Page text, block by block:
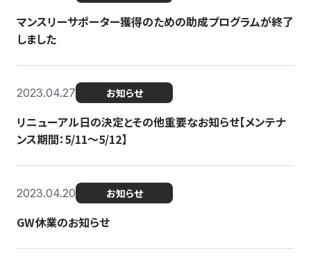
マンスリーサポーター獲得のための助成プログラムが終了
しました
2023.04.27 お知らせ
リニューアル日の決定とその他重要なお知らせ【メンテナ
ンス期間：5/11～5/12】
2023.04.20 お知らせ
GW休業のお知らせ